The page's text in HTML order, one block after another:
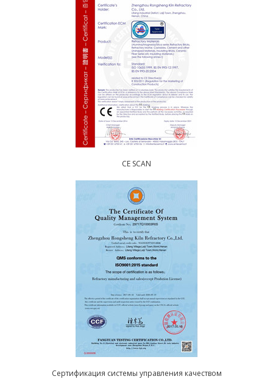
CE SCAN
Сертификация системы управления качеством